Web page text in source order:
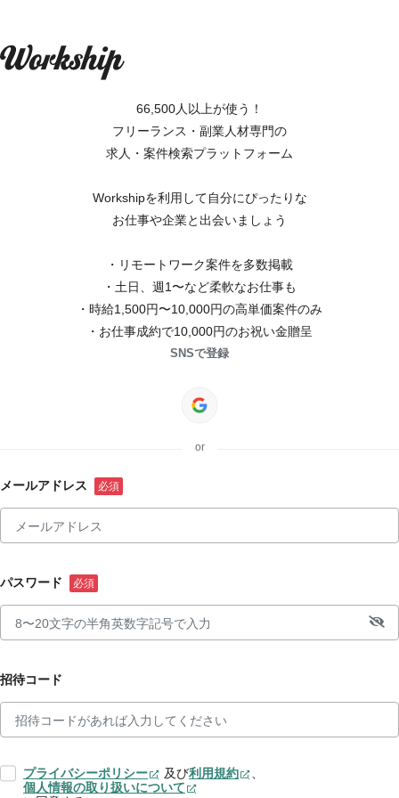
66,500人以上が使う！
フリーランス・副業人材専門の
求人・案件検索プラットフォーム
Workshipを利用して自分にぴったりな
お仕事や企業と出会いましょう
・リモートワーク案件を多数掲載
・土日、週1〜など柔軟なお仕事も
・時給1,500円〜10,000円の高単価案件のみ
・お仕事成約で10,000円のお祝い金贈呈
SNSで登録
or
メールアドレス
パスワード
招待コード
プライバシーポリシー 及び利用規約
、
個人情報の取り扱いについて